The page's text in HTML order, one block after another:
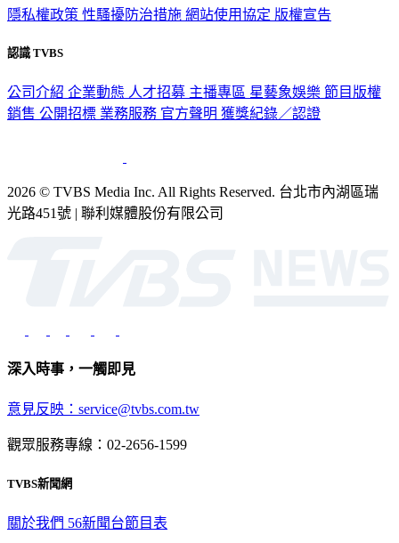
隱私權政策 性騷擾防治措施 網站使用協定 版權宣告
認識 TVBS
公司介紹 企業動態 人才招募 主播專區 星藝象娛樂 節目版權
銷售 公開招標 業務服務 官方聲明 獲獎紀錄／認證
2026 © TVBS Media Inc. All Rights Reserved. 台北市內湖區瑞
光路451號 | 聯利媒體股份有限公司
深入時事，一觸即見
意見反映：service@tvbs.com.tw
觀眾服務專線：02-2656-1599
TVBS新聞網
關於我們 56新聞台節目表